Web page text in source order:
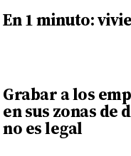
En 1 minuto:
Grabar a los
en sus zonas de
no es legal